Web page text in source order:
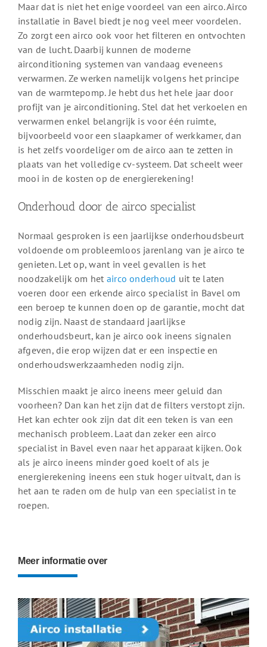
Maar dat is niet het enige voordeel van een airco. Airco
installatie in Bavel biedt je nog veel meer voordelen.
Zo zorgt een airco ook voor het filteren en ontvochten
van de lucht. Daarbij kunnen de moderne
airconditioning systemen van vandaag eveneens
verwarmen. Ze werken namelijk volgens het principe
van de warmtepomp. Je hebt dus het hele jaar door
profijt van je airconditioning. Stel dat het verkoelen en
verwarmen enkel belangrijk is voor één ruimte,
bijvoorbeeld voor een slaapkamer of werkkamer, dan
is het zelfs voordeliger om de airco aan te zetten in
plaats van het volledige cv-systeem. Dat scheelt weer
mooi in de kosten op de energierekening!
Onderhoud door de airco specialist
Normaal gesproken is een jaarlijkse onderhoudsbeurt
voldoende om probleemloos jarenlang van je airco te
genieten. Let op, want in veel gevallen is het
noodzakelijk om het airco onderhoud uit te laten
voeren door een erkende airco specialist in Bavel om
een beroep te kunnen doen op de garantie, mocht dat
nodig zijn. Naast de standaard jaarlijkse
onderhoudsbeurt, kan je airco ook ineens signalen
afgeven, die erop wijzen dat er een inspectie en
onderhoudswerkzaamheden nodig zijn.
Misschien maakt je airco ineens meer geluid dan
voorheen? Dan kan het zijn dat de filters verstopt zijn.
Het kan echter ook zijn dat dit een teken is van een
mechanisch probleem. Laat dan zeker een airco
specialist in Bavel even naar het apparaat kijken. Ook
als je airco ineens minder goed koelt of als je
energierekening ineens een stuk hoger uitvalt, dan is
het aan te raden om de hulp van een specialist in te
roepen.
Meer informatie over